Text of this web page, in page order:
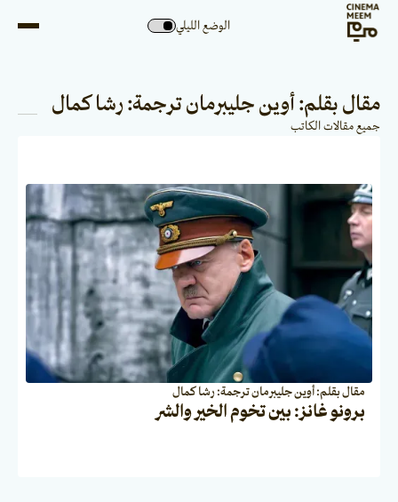
الوضع الليلي
مقال بقلم: أوين جليبرمان ترجمة: رشا كمال
جميع مقالات الكاتب
الترجمات
مقال بقلم: أوين جليبرمان ترجمة: رشا كمال
برونو غانز: بين تخوم الخير والشر